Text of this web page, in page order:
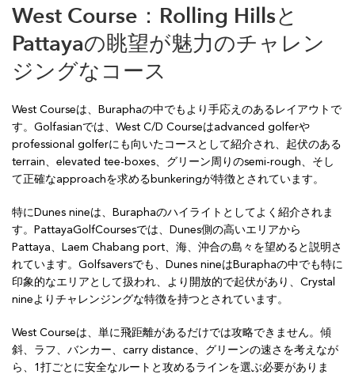
West Course：Rolling Hillsと
Pattayaの眺望が魅力のチャレン
ジングなコース
West Courseは、Buraphaの中でもより手応えのあるレイアウトで
す。Golfasianでは、West C/D Courseはadvanced golferや
professional golferにも向いたコースとして紹介され、起伏のある
terrain、elevated tee-boxes、グリーン周りのsemi-rough、そし
て正確なapproachを求めるbunkeringが特徴とされています。
特にDunes nineは、Buraphaのハイライトとしてよく紹介されま
す。PattayaGolfCoursesでは、Dunes側の高いエリアから
Pattaya、Laem Chabang port、海、沖合の島々を望めると説明さ
れています。Golfsaversでも、Dunes nineはBuraphaの中でも特に
印象的なエリアとして扱われ、より開放的で起伏があり、Crystal
nineよりチャレンジングな特徴を持つとされています。
West Courseは、単に飛距離があるだけでは攻略できません。傾
斜、ラフ、バンカー、carry distance、グリーンの速さを考えなが
ら、1打ごとに安全なルートと攻めるラインを選ぶ必要がありま